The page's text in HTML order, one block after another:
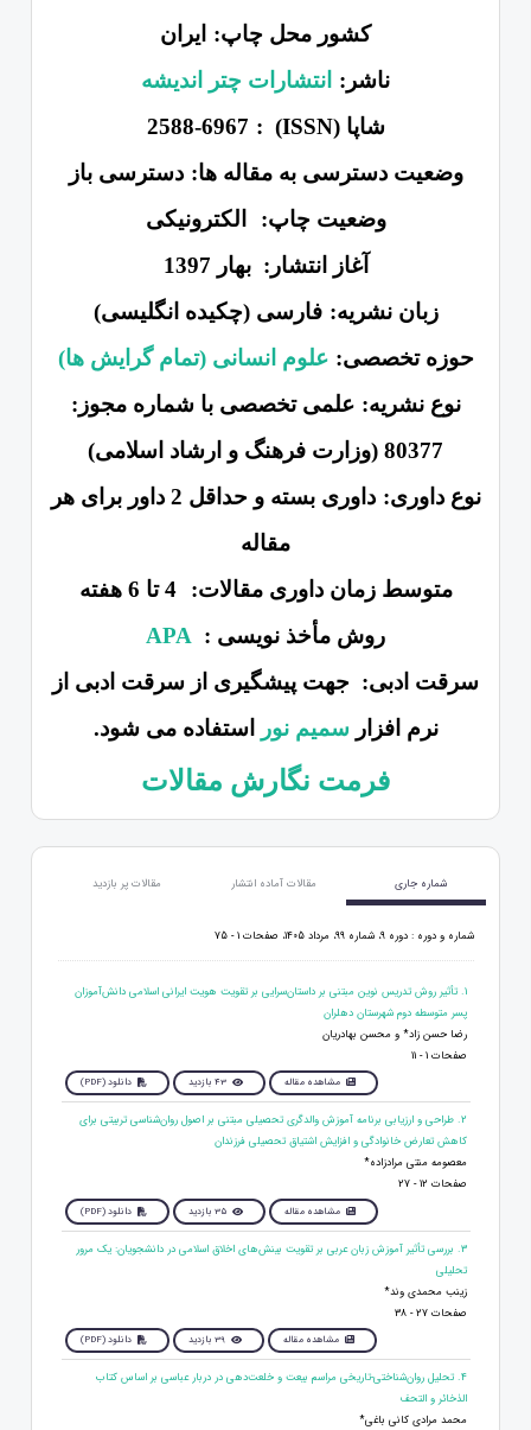
کشور محل چاپ: ایران
ناشر: انتشارات چتر اندیشه
شاپا (ISSN) :
2588-6967
وضعیت دسترسی به مقاله‌ ها: دسترسی باز
وضعیت چاپ:
الکترونیکی
آغاز انتشار: بهار 1397
زبان نشریه: فارسی (چکیده انگلیسی)
حوزه تخصصی: علوم انسانی (تمام گرایش ها)
نوع نشریه: علمی تخصصی با شماره مجوز:
80377 (وزارت فرهنگ و ارشاد اسلامی)
نوع داوری:
داوری بسته و حداقل 2 داور برای هر
مقاله
متوسط زمان داوری مقالات:
4 تا 6 هفته
روش مأخذ نویسی : APA
سرقت ادبی: جهت پیشگیری از سرقت ادبی از
نرم افزار سمیم نور استفاده می شود.
فرمت نگارش مقالات
شماره جاری مقالات آماده انتشار مقالات پر بازدید
شماره و دوره : دوره 9، شماره 99، مرداد 1405، صفحات 1 - 75
1. تأثیر روش تدریس نوین مبتنی بر داستان‌سرایی بر تقویت هویت ایرانی اسلامی دانش‌آموزان
پسر متوسطه دوم شهرستان دهلران
رضا حسن زاد* و محسن بهادریان
صفحات 1 - 11
مشاهده مقاله 43 بازدید دانلود (PDF)
2. طراحی و ارزیابی برنامه آموزش والدگری تحصیلی مبتنی بر اصول روان‌شناسی تربیتی برای
کاهش تعارض خانوادگی و افزایش اشتیاق تحصیلی فرزندان
معصومه منتی مرادزاده*
صفحات 12 - 27
مشاهده مقاله 35 بازدید دانلود (PDF)
3. بررسی تأثیر آموزش زبان عربی بر تقویت بینش‌های اخلاق اسلامی در دانشجویان: یک مرور
تحلیلی
زینب محمدی وند*
صفحات 27 - 38
مشاهده مقاله 39 بازدید دانلود (PDF)
4. تحلیل روان‌شناختی-تاریخی مراسم بیعت و خلعت‌دهی در دربار عباسی بر اساس کتاب
الذخائر و التحف
محمد مرادی کانی باغی*